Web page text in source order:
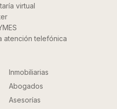
virtual
atención telefónica
Inmobiliarias
Abogados
Asesorías